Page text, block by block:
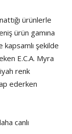
ürünlerle
ürün gamına
şekilde
E.C.A. Myra
renk
ederken
canlı